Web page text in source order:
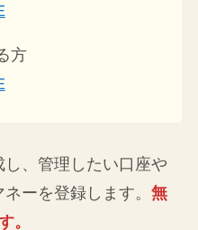
方
、管理したい口座や
ーを登録します。 無
。